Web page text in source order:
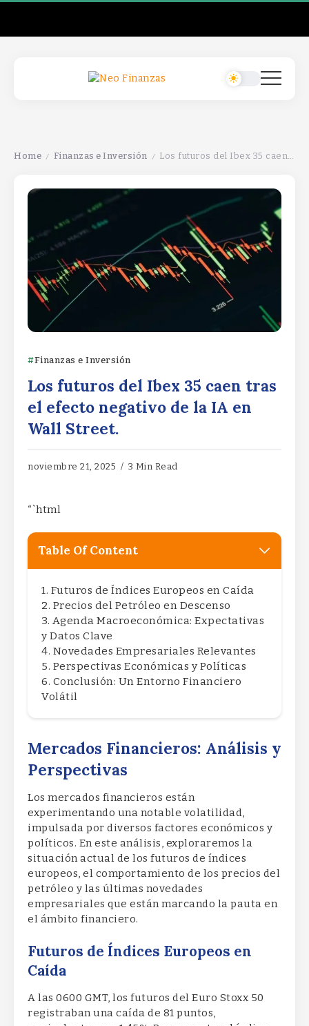
Home / Finanzas e Inversión / Los futuros del Ibex 35 caen tras el efecto negativo de la IA en Wall Street.
Finanzas e Inversión
Los futuros del Ibex 35 caen tras
el efecto negativo de la IA en
Wall Street.
noviembre 21, 2025 3 Min Read
“`html
Table Of Content
Futuros de Índices Europeos en Caída
Precios del Petróleo en Descenso
Agenda Macroeconómica: Expectativas
y Datos Clave
Novedades Empresariales Relevantes
Perspectivas Económicas y Políticas
Conclusión: Un Entorno Financiero
Volátil
Mercados Financieros: Análisis y
Perspectivas
Los mercados financieros están
experimentando una notable volatilidad,
impulsada por diversos factores económicos y
políticos. En este análisis, exploraremos la
situación actual de los futuros de índices
europeos, el comportamiento de los precios del
petróleo y las últimas novedades
empresariales que están marcando la pauta en
el ámbito financiero.
Futuros de Índices Europeos en
Caída
A las 0600 GMT, los futuros del Euro Stoxx 50
registraban una caída de 81 puntos,